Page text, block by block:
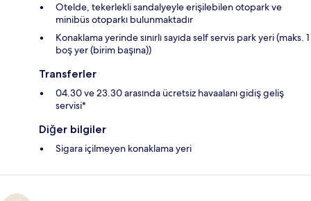
Otelde, tekerlekli sandalyeyle erişilebilen otopark ve
minibüs otoparkı bulunmaktadır
Konaklama yerinde sınırlı sayıda self servis park yeri (maks. 1
boş yer (birim başına))
Transferler
04.30 ve 23.30 arasında ücretsiz havaalanı gidiş geliş
servisi*
Diğer bilgiler
Sigara içilmeyen konaklama yeri